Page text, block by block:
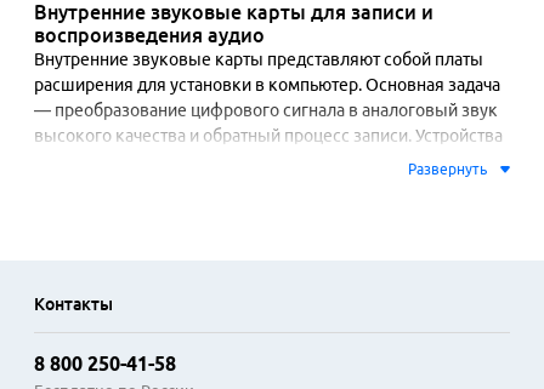
Внутренние звуковые карты для записи и
воспроизведения аудио
Внутренние звуковые карты представляют собой платы
расширения для установки в компьютер. Основная задача
— преобразование цифрового сигнала в аналоговый звук
высокого качества и обратный процесс записи. Устройства
этой категории оснащаются специализированными
питанием, MIDI-интерфейсы.
Применяются такие карты в сферах, где важна чистота и
Развернуть
Контакты
8 800 250-41-58